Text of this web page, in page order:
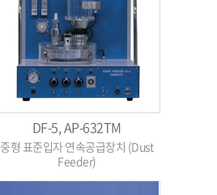
DF-5, AP-632TM
중형 표준입자 연속공급장치 (Dust
Feeder)